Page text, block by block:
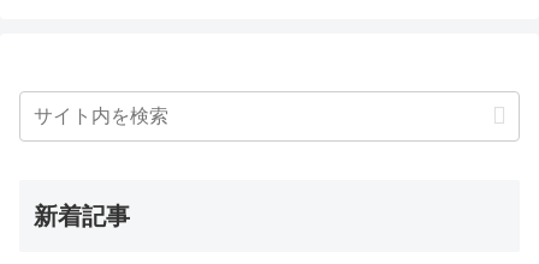
新着記事